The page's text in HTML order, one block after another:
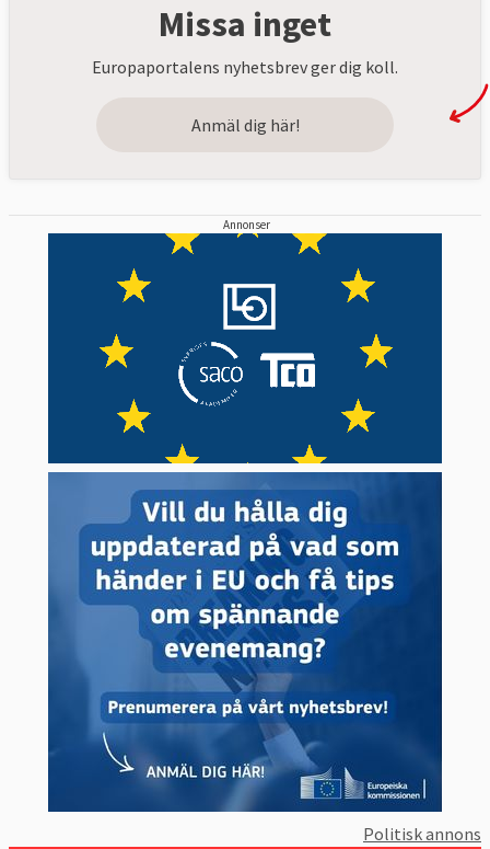
Missa inget
Europaportalens nyhetsbrev ger dig koll.
Anmäl dig här!
Annonser
Politisk annons